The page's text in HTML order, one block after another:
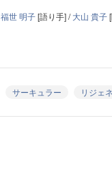
福世 明子[語り手] /大山 貴子
サーキュラー リジェ